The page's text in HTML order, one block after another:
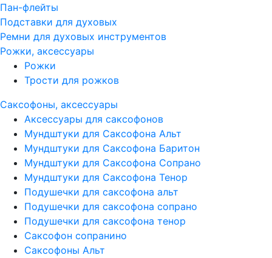
Пан-флейты
Подставки для духовых
Ремни для духовых инструментов
Рожки, аксессуары
Рожки
Трости для рожков
Саксофоны, аксессуары
Аксессуары для саксофонов
Мундштуки для Саксофона Альт
Мундштуки для Саксофона Баритон
Мундштуки для Саксофона Сопрано
Мундштуки для Саксофона Тенор
Подушечки для саксофона альт
Подушечки для саксофона сопрано
Подушечки для саксофона тенор
Саксофон сопранино
Саксофоны Альт